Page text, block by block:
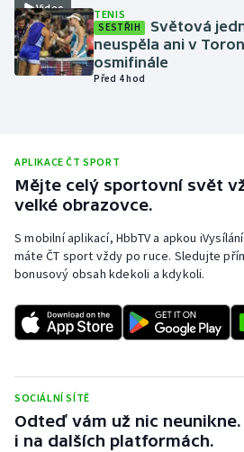
Olympijské hry
Parasport
Plážový volejbal
Ragby
Rychlobruslení
Short track
Sportovní střelba
Stolní tenis
Video TENIS
SESTŘIH
Světová
neuspěla ani v
osmifinále
Před 4 hod
APLIKACE ČT SPORT
Mějte celý sportovní svět
velké obrazovce.
S mobilní aplikací, HbbTV a apkou
máte ČT sport vždy po ruce. Sledujte
bonusový obsah kdekoli a kdykoli.
SOCIÁLNÍ SÍTĚ
Odteď vám už nic
i na dalších platformách.